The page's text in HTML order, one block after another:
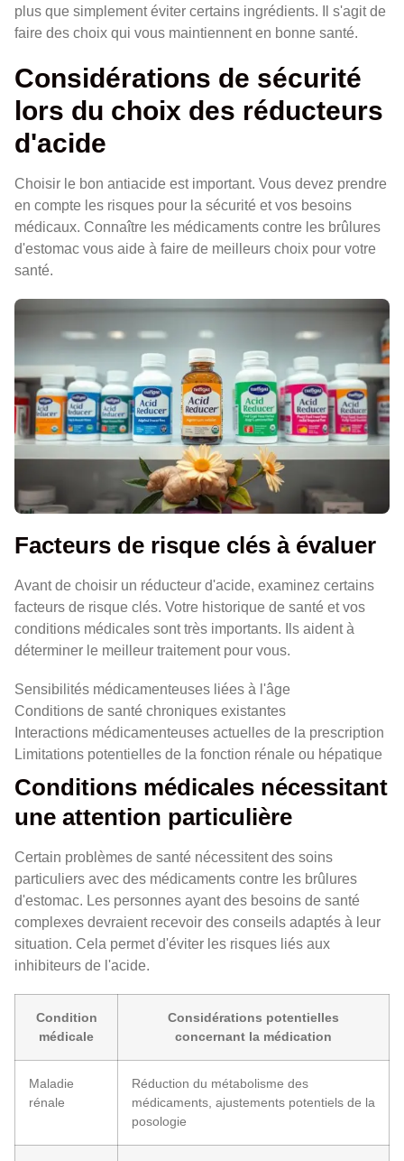
plus que simplement éviter certains ingrédients. Il s'agit de
faire des choix qui vous maintiennent en bonne santé.
Considérations de sécurité
lors du choix des réducteurs
d'acide
Choisir le bon antiacide est important. Vous devez prendre
en compte les risques pour la sécurité et vos besoins
médicaux. Connaître les médicaments contre les brûlures
d'estomac vous aide à faire de meilleurs choix pour votre
santé.
Facteurs de risque clés à évaluer
Avant de choisir un réducteur d'acide, examinez certains
facteurs de risque clés. Votre historique de santé et vos
conditions médicales sont très importants. Ils aident à
déterminer le meilleur traitement pour vous.
Sensibilités médicamenteuses liées à l'âge
Conditions de santé chroniques existantes
Interactions médicamenteuses actuelles de la prescription
Limitations potentielles de la fonction rénale ou hépatique
Conditions médicales nécessitant
une attention particulière
Certain problèmes de santé nécessitent des soins
particuliers avec des médicaments contre les brûlures
d'estomac. Les personnes ayant des besoins de santé
complexes devraient recevoir des conseils adaptés à leur
situation. Cela permet d'éviter les risques liés aux
inhibiteurs de l'acide.
Condition
médicale
Considérations potentielles
concernant la médication
Maladie
rénale
Réduction du métabolisme des
médicaments, ajustements potentiels de la
posologie